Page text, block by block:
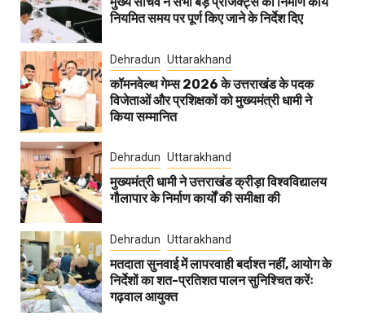
नियमित समय पर पूर्ण किए जाने के निर्देश दिए
Dehradun Uttarakhand
कॉमनवेल्थ गेम्स 2026 के उत्तराखंड के पदक
विजेताओं और प्रशिक्षकों को मुख्यमंत्री धामी ने
किया सम्मानित
Dehradun Uttarakhand
मुख्यमंत्री धामी ने उत्तराखंड क्रीड़ा विश्वविद्यालय
गौलापार के निर्माण कार्यों की समीक्षा की
Dehradun Uttarakhand
मतदाता सुनवाई में लापरवाही बर्दाश्त नहीं, आयोग के
निर्देशों का शत-प्रतिशत पालन सुनिश्चित करेंः
गढ़वाल आयुक्त